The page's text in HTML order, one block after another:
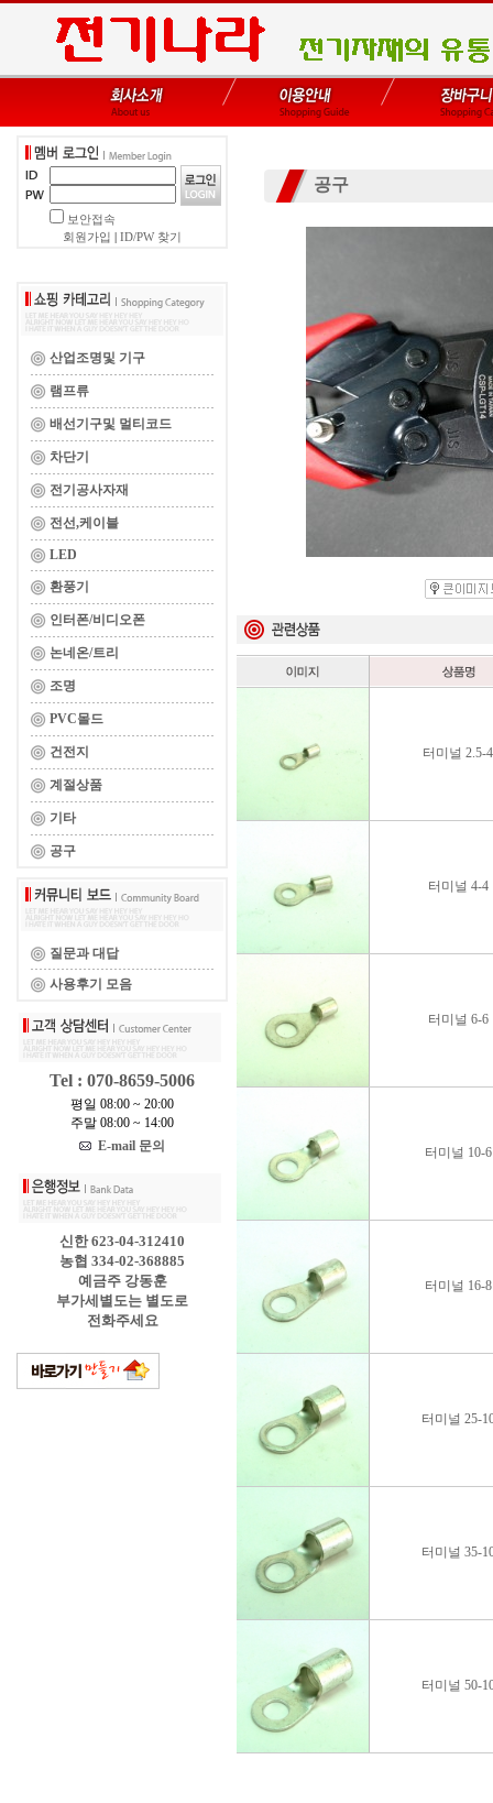
보안접속
회원가입
ID/PW 찾기
산업조명및 기구
램프류
배선기구및 멀티코드
차단기
전기공사자재
전선,케이블
LED
환풍기
인터폰/비디오폰
논네온/트리
조명
PVC몰드
건전지
계절상품
기타
공구
질문과 대답
사용후기 모음
Tel : 070-8659-5006
평일 08:00 ~ 20:00
주말 08:00 ~ 14:00
E-mail 문의
신한 623-04-312410
농협 334-02-368885
예금주 강동훈
부가세별도는 별도로
전화주세요
공구
터미널 2.5-4
터미널 4-4
터미널 6-6
터미널 10-6
터미널 16-8
터미널 25-
터미널 35-
터미널 50-